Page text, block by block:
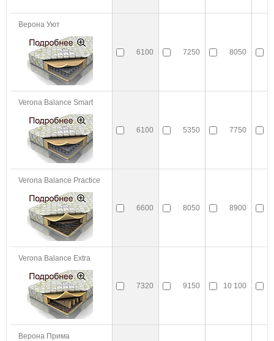
Верона Уют
6100 7250 8050
Verona Balance Smart
6100 5350 7750
Verona Balance Practice
6600 8050 8900
Verona Balance Extra
7320 9150 10 100
Верона Прима